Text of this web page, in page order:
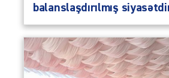
balanslaşdırılmış